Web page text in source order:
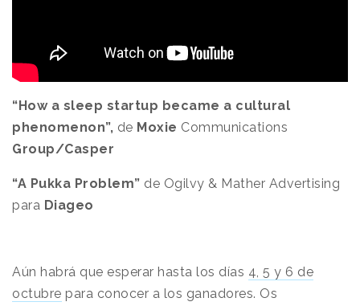
“How a sleep startup became a cultural
phenomenon”, de Moxie Communications
Group/Casper
“A Pukka Problem” de Ogilvy & Mather Advertising
para Diageo
Aún habrá que esperar hasta los días 4, 5 y 6 de
octubre para conocer a los ganadores. Os